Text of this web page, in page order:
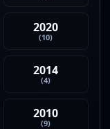
2020
(10)
2014
(4)
2010
(9)